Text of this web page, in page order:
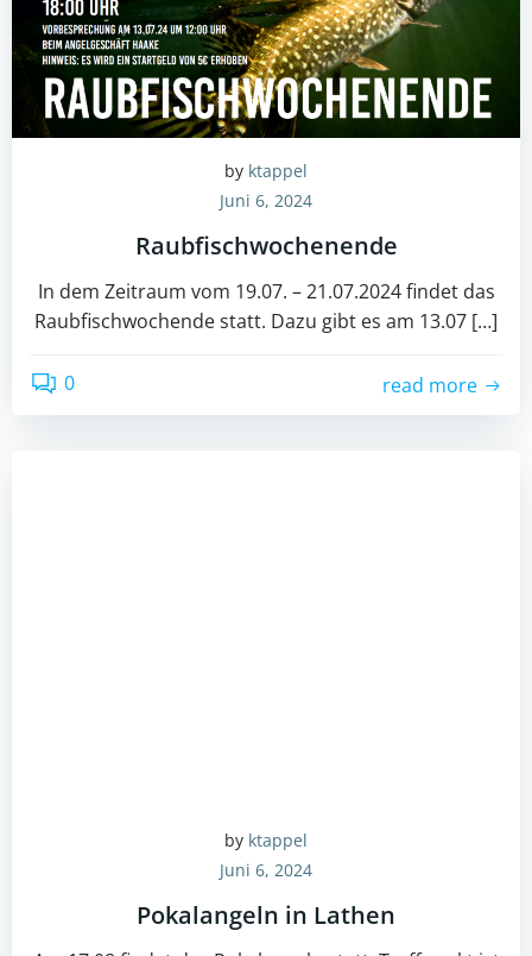
by ktappel
Juni 6, 2024
Raubfischwochenende
In dem Zeitraum vom 19.07. – 21.07.2024 findet das
Raubfischwochende statt. Dazu gibt es am 13.07 […]
0 read more
by ktappel
Juni 6, 2024
Pokalangeln in Lathen